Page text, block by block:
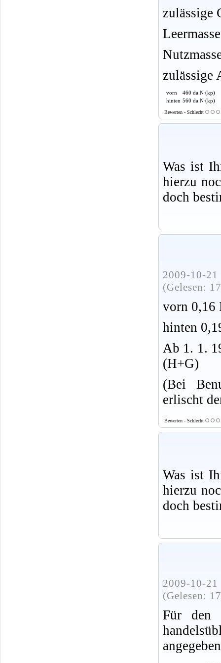
zulässige
zulässige
vorn
460 da N (kp)
hinten 560 da N (kp)
Bewerten - Schlecht
Was ist
hierzu
doch
2009-10-
(Gelesen:
vorn 0,16
hinten
Ab 1. 1.
(H+G)
(Bei
erlischt
Bewerten - Schlecht
Was ist
hierzu
doch
2009-10-
(Gelesen:
Für den